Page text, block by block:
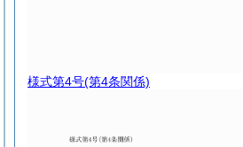
様式第4号(第4条関係)